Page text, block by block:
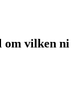
om vilken ni